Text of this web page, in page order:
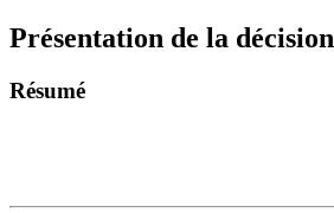
Présentation de la décision
Résumé